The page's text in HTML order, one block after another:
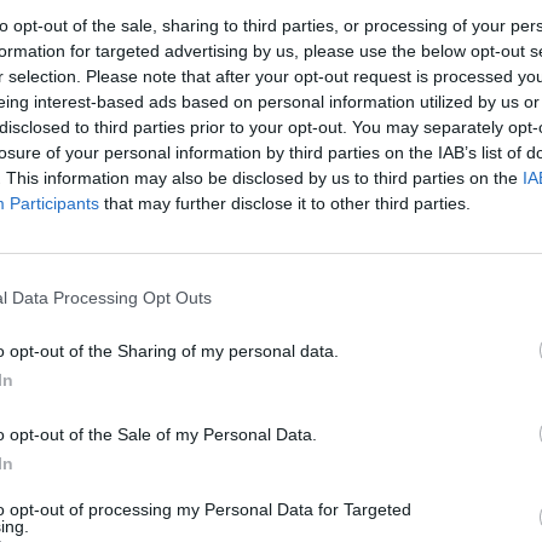
opt-out of the sale, sharing to third parties, or processing of your
for targeted advertising by us, please use the below opt-out
selection. Please note that after your opt-out request is processed
interest-based ads based on personal information utilized by us
to third parties prior to your opt-out. You may separately
of your personal information by third parties on the IAB’s list of
This information may also be disclosed by us to third parties on the
Participants that may further disclose it to other third parties.
Data Processing Opt Outs
opt-out of the Sharing of my personal data.
opt-out of the Sale of my Personal Data.
opt-out of processing my Personal Data for Targeted
», η πρώτη διεθνής συμπαραγωγή του
του σύγχρονου χορού παγκοσμίως, το
από τουςRauf «RubberLegz» Yasit
και με ζωντανή μουσική από τον συνθέτη
του 2022, ενώ μετά την Καλαμάτα θα
θα πραγματοποιηθείαπό τις 15 έως τις 24
στο Black Box, τηνΕναλλακτική Σκηνή